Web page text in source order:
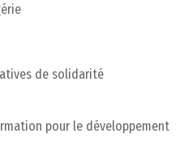
de solidarité
pour le développement